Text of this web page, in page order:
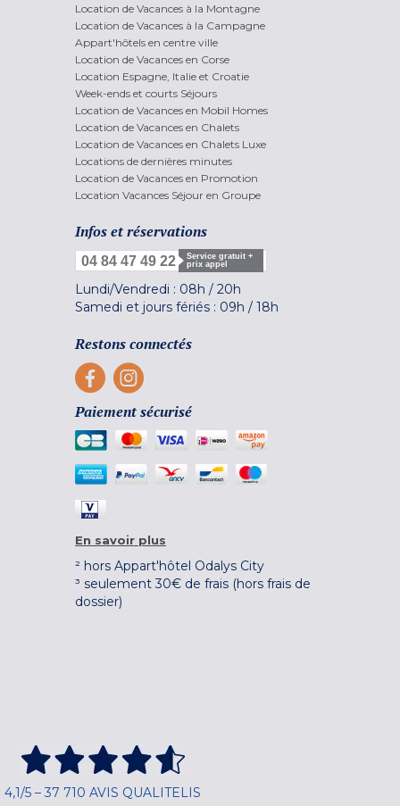
Location de Vacances à la Montagne
Location de Vacances à la Campagne
Appart'hôtels en centre ville
Location de Vacances en Corse
Location Espagne, Italie et Croatie
Week-ends et courts Séjours
Location de Vacances en Mobil Homes
Location de Vacances en Chalets
Location de Vacances en Chalets Luxe
Locations de dernières minutes
Location de Vacances en Promotion
Location Vacances Séjour en Groupe
Infos et réservations
04 84 47 49 22
Service gratuit +
prix appel
Lundi/Vendredi : 08h / 20h
Samedi et jours fériés : 09h / 18h
Restons connectés
Paiement sécurisé
En savoir plus
² hors Appart'hôtel Odalys City
³ seulement 30€ de frais (hors frais de
dossier)
4,1/5 – 37 710 AVIS QUALITELIS